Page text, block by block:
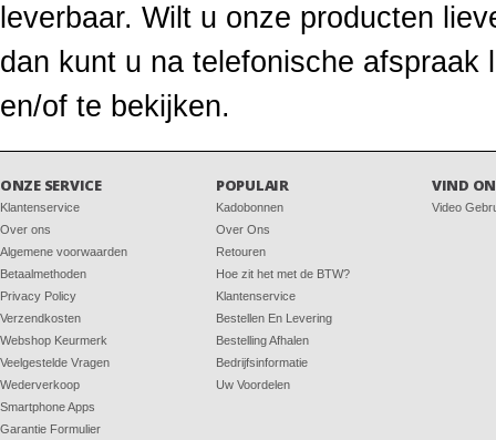
leverbaar. Wilt u onze producten
dan kunt u na telefonische
en/of te bekijken.
ONZE SERVICE
Klantenservice
Over ons
Algemene voorwaarden
Betaalmethoden
Privacy Policy
Verzendkosten
Webshop Keurmerk
Veelgestelde Vragen
Wederverkoop
Smartphone Apps
Garantie Formulier
POPULAIR
Kadobonnen
Over Ons
Retouren
Hoe zit het met de BTW?
Klantenservice
Bestellen En Levering
Bestelling Afhalen
Bedrijfsinformatie
Uw Voordelen
VIND
Video